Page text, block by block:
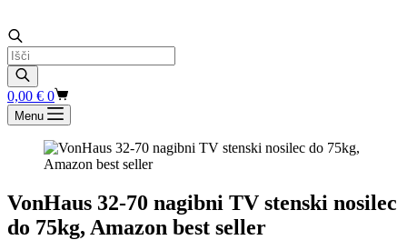
Products
search
Shopping
cart
0,00 € 0
Menu
VonHaus 32-70 nagibni TV stenski nosilec
do 75kg, Amazon best seller